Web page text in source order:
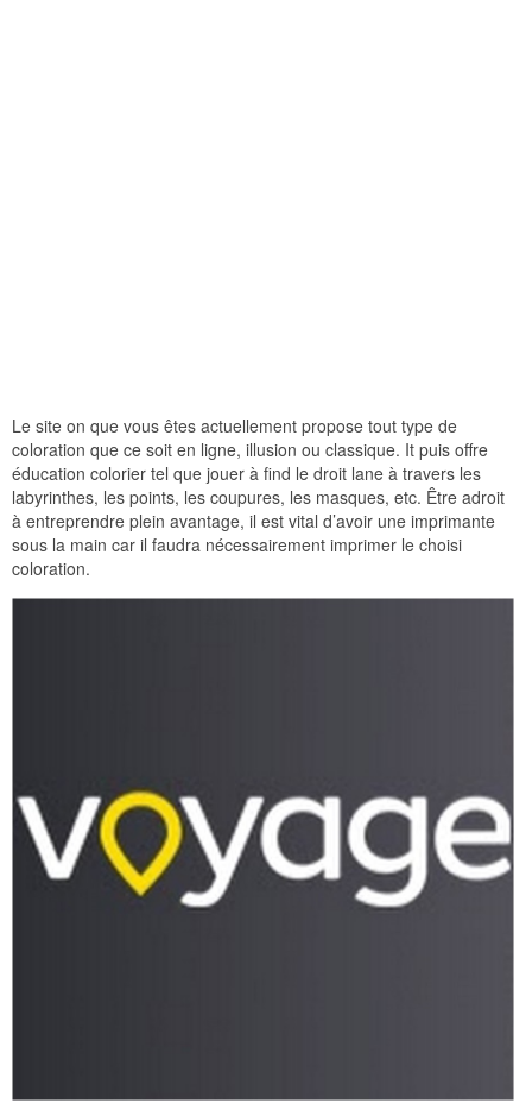
Le site on que vous êtes actuellement propose tout type de
coloration que ce soit en ligne, illusion ou classique. It puis offre
éducation colorier tel que jouer à find le droit lane à travers les
labyrinthes, les points, les coupures, les masques, etc. Être adroit
à entreprendre plein avantage, il est vital d’avoir une imprimante
sous la main car il faudra nécessairement imprimer le choisi
coloration.